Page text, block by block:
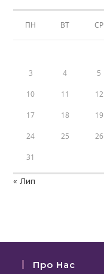
ПН ВТ СР
3 4 5
10 11 12
17 18 19
24 25 26
31
« Лип
Про Нас